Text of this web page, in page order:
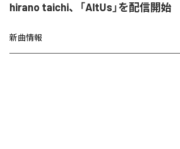
hirano taichi、「AltUs」を配信開始
新曲情報